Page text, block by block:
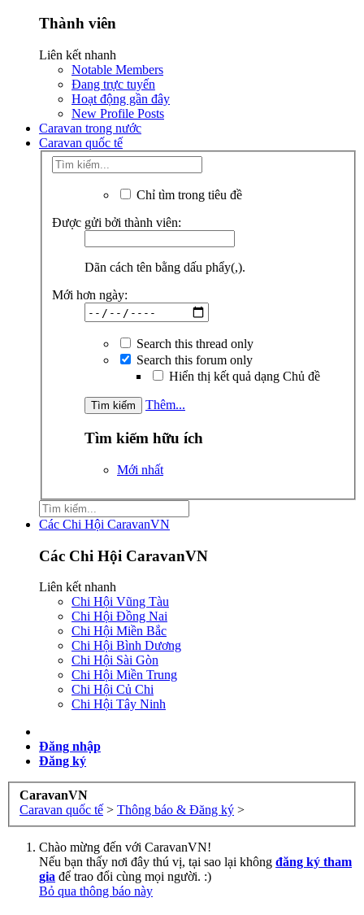
Thành viên
Liên kết nhanh
Notable Members
Đang trực tuyến
Hoạt động gần đây
New Profile Posts
Caravan trong nước
Caravan quốc tế
Chỉ tìm trong tiêu đề
Được gửi bởi thành viên:
Dãn cách tên bằng dấu phẩy(,).
Mới hơn ngày:
Search this thread only
Search this forum only
Hiển thị kết quả dạng Chủ đề
Thêm...
Tìm kiếm hữu ích
Mới nhất
Các Chi Hội CaravanVN
Các Chi Hội CaravanVN
Liên kết nhanh
Chi Hội Vũng Tàu
Chi Hội Đồng Nai
Chi Hội Miền Bắc
Chi Hội Bình Dương
Chi Hội Sài Gòn
Chi Hội Miền Trung
Chi Hội Củ Chi
Chi Hội Tây Ninh
Đăng nhập
Đăng ký
CaravanVN
Caravan quốc tế > Thông báo & Đăng ký >
Chào mừng đến với CaravanVN!
Nếu bạn thấy nơi đây thú vị, tại sao lại không đăng ký tham
gia để trao đổi cùng mọi người. :)
Bỏ qua thông báo này